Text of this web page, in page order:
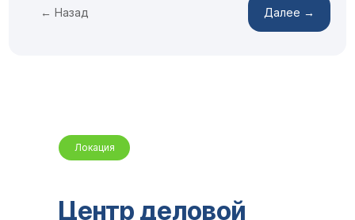
← Назад Далее →
Локация
Центр деловой